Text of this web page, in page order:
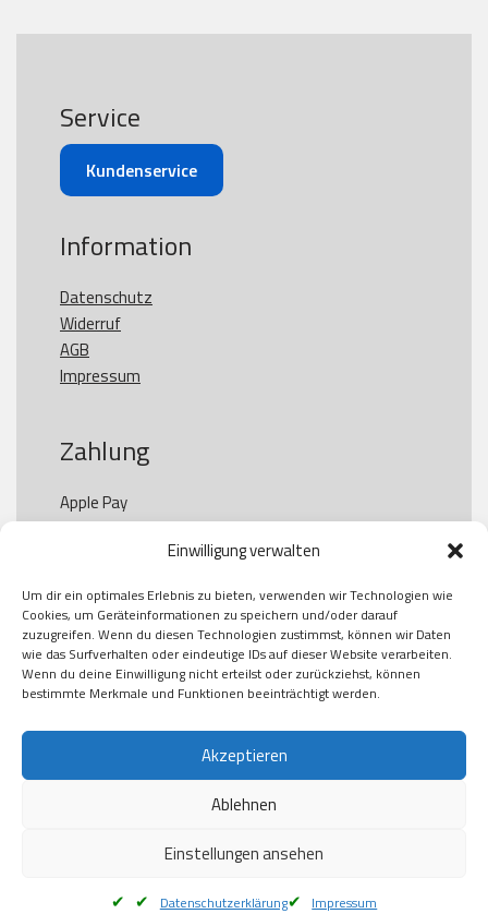
Einwilligung verwalten
Um dir ein optimales Erlebnis zu bieten, verwenden wir Technologien wie
Cookies, um Geräteinformationen zu speichern und/oder darauf
zuzugreifen. Wenn du diesen Technologien zustimmst, können wir Daten
wie das Surfverhalten oder eindeutige IDs auf dieser Website verarbeiten.
Wenn du deine Einwilligung nicht erteilst oder zurückziehst, können
bestimmte Merkmale und Funktionen beeinträchtigt werden.
Akzeptieren
Ablehnen
Einstellungen ansehen
Datenschutzerklärung Impressum
Service
Kundenservice
Information
Datenschutz
Widerruf
AGB
Impressum
Zahlung
Apple Pay
Paypal
Kauf auf Rechung
Klarna
American Express